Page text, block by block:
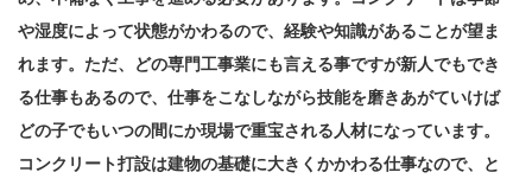
や湿度によって状態がかわるので、経験や知識があることが望ま
れます。ただ、どの専門工事業にも言える事ですが新人でもでき
る仕事もあるので、仕事をこなしながら技能を磨きあがていけば
どの子でもいつの間にか現場で重宝される人材になっています。
コンクリート打設は建物の基礎に大きくかかわる仕事なので、と